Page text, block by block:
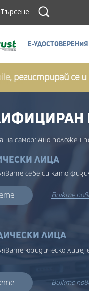
Търсене Търсене
Е-УДОСТОВЕРЕНИЯ
се и
на саморъчно положен
ЛИЦА
себе си като
Вижте
ЛИЦА
юридическо лице,
Вижте